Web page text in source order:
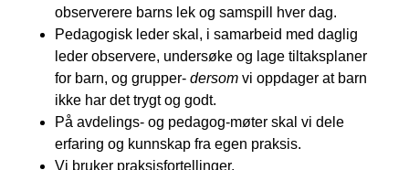
observerere barns lek og samspill hver dag.
Pedagogisk leder skal, i samarbeid med daglig
leder observere, undersøke og lage tiltaksplaner
for barn, og grupper- dersom vi oppdager at barn
ikke har det trygt og godt.
På avdelings- og pedagog-møter skal vi dele
erfaring og kunnskap fra egen praksis.
Vi bruker praksisfortellinger.